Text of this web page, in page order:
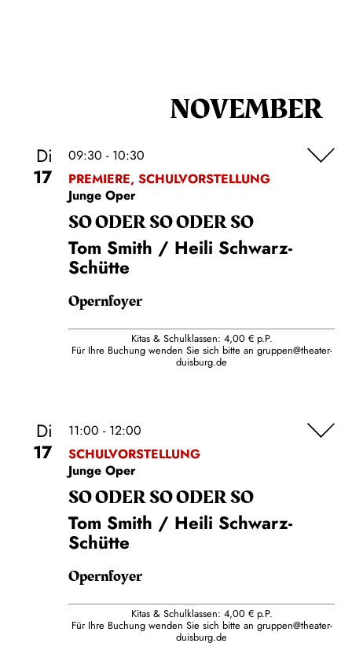
NOVEMBER
Di
17
09:30 - 10:30
PREMIERE, SCHULVORSTELLUNG
Junge Oper
SO ODER SO ODER SO
Tom Smith / Heili Schwarz-
Schütte
Opernfoyer
Kitas & Schulklassen: 4,00 € p.P.
Für Ihre Buchung wenden Sie sich bitte an gruppen@theater-
duisburg.de
Di
17
11:00 - 12:00
SCHULVORSTELLUNG
Junge Oper
SO ODER SO ODER SO
Tom Smith / Heili Schwarz-
Schütte
Opernfoyer
Kitas & Schulklassen: 4,00 € p.P.
Für Ihre Buchung wenden Sie sich bitte an gruppen@theater-
duisburg.de